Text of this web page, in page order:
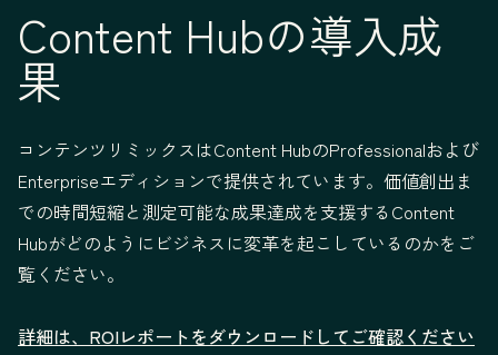
Content Hubの導入成
果
コンテンツリミックスはContent HubのProfessionalおよび
Enterpriseエディションで提供されています。価値創出ま
での時間短縮と測定可能な成果達成を支援するContent
Hubがどのようにビジネスに変革を起こしているのかをご
覧ください。
詳細は、ROIレポートをダウンロードしてご確認ください